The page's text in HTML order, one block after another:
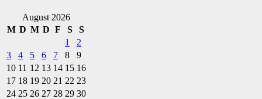
August 2026
M D M D F S
S
1
2
3
4 5 6 7 8
9
10 11 12 13 14 15 16
17 18 19 20 21 22 23
24 25 26 27 28 29 30